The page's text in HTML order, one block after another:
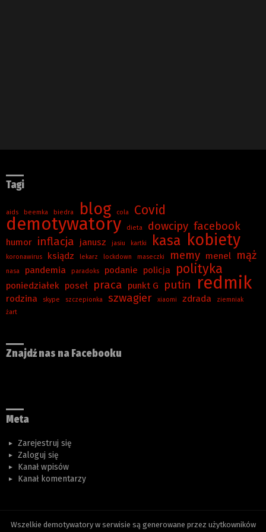
Tagi
aids beemka biedra blog cola Covid
demotywatory dieta dowcipy facebook
humor inflacja janusz jasiu kartki kasa kobiety
koronawirus ksiądz lekarz lockdown maseczki memy menel mąż
nasa pandemia paradoks podanie policja polityka
poniedziałek poseł praca punkt G putin redmik
rodzina skype szczepionka szwagier xiaomi zdrada
ziemniak
żart
Znajdź nas na Facebooku
Meta
Zarejestruj się
Zaloguj się
Kanał wpisów
Kanał komentarzy
Wszelkie demotywatory w serwisie są generowane przez użytkowników